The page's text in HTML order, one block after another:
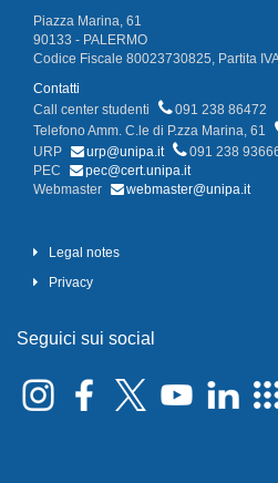
Piazza Marina, 61
90133 - PALERMO
Codice Fiscale 80023730825, Partita
Contatti
Call center studenti
091 238 86472
Telefono Amm. C.le di P.zza Marina, 61
URP
urp@unipa.it
091 238
PEC
pec@cert.unipa.it
Webmaster
webmaster@unipa.it
Legal notes
Privacy
Seguici sui social